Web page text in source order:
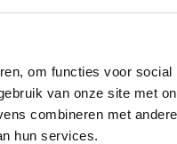
om functies voor social
van onze site met
combineren met
hun services.
Berg